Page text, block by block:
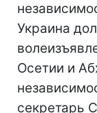
Украина
Осетии и
секретарь